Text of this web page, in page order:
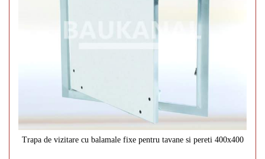
Trapa de vizitare cu balamale fixe pentru tavane si pereti 400x400